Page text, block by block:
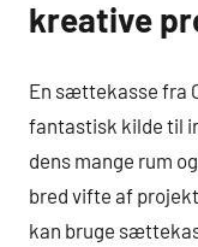
kreative
En sættekasse fra
fantastisk kilde til
dens mange rum
bred vifte af
kan bruge